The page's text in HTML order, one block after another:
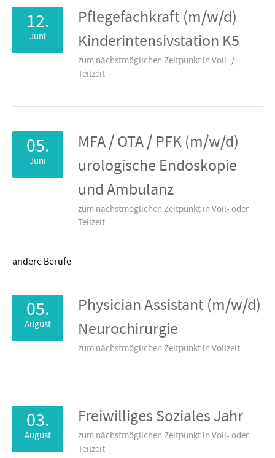
12.
Juni
Pflegefachkraft (m/w/d)
Kinderintensivstation K5
zum nächstmöglichen Zeitpunkt in Voll- /
Teilzeit
05.
Juni
MFA / OTA / PFK (m/w/d)
urologische Endoskopie
und Ambulanz
zum nächstmöglichen Zeitpunkt in Voll- oder
Teilzeit
andere Berufe
05.
August
Physician Assistant (m/w/d)
Neurochirurgie
zum nächstmöglichen Zeitpunkt in Vollzeit
03.
August
Freiwilliges Soziales Jahr
zum nächstmöglichen Zeitpunkt in Voll- oder
Teilzeit